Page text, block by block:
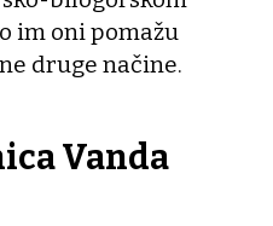
im oni pomažu
druge načine.
Vanda